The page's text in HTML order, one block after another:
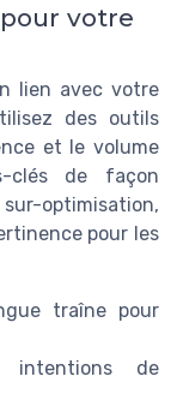
votre
lien avec votre
des outils
et le volume
clés de façon
optimisation,
pour les
traîne pour
intentions de